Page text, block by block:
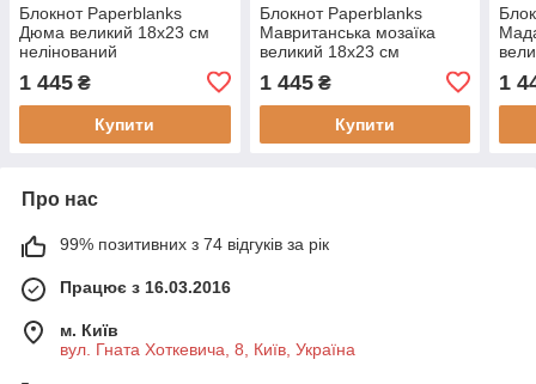
Блокнот Paperblanks
Дюма великий 18х23 см
нелінований
1 445 ₴
Купити
Блокнот Paperblanks
Мавританська мозаїка
великий 18х23 см
(9781439782156)
1 445₴
Купити
1
Про нас
99% позитивних з 74 відгуків за рік
Працює з 16.03.2016
м. Київ
вул. Гната Хоткевича, 8, Київ, Україна